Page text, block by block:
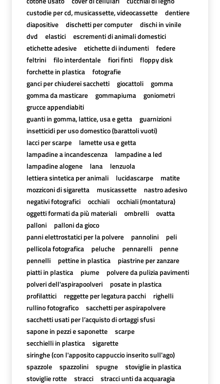
custodie per cd, musicassette, videocassette
dentiere
diapositive
dischetti per computer
dischi in vinile
dvd
elastici
escrementi di animali domestici
etichette adesive
etichette di indumenti
federe
feltrini
filo interdentale fiori finti
floppy disk
forchette in plastica
fotografie
ganci per chiuderei sacchetti
giocattoli
gomma
gomma da masticare
gommapiuma
goniometri
grucce appendiabiti
guanti in gomma, lattice, usa e getta
guarnizioni
insetticidi per uso domestico (barattoli vuoti)
lacci per scarpe
lamette usa e getta
lampadine a incandescenza
lampadine a led
lampadine alogene
lana
lenzuola
lettiera sintetica per animali
lucidascarpe
matite
mozziconi di sigaretta
musicassette
nastro adesivo
negativi fotografici
occhiali
occhiali (montatura)
oggetti formati da più materiali
ombrelli
ovatta
palloni
palloni da gioco
panni elettrostatici per la polvere
pannolini
peli
pellicola fotografica
peluche pennarelli
penne
pennelli
pettine in plastica
piastrine per zanzare
piatti in plastica
piume
polvere da pulizia pavimenti
polveri dell'aspirapoolveri
posate in plastica
profilattici
reggette per legatura pacchi
righelli
rullino fotografico
sacchetti per aspirapolvere
sacchetti usati per l’acquisto di ortaggi sfusi
sapone in pezzi e saponette
scarpe
secchielli in plastica
sigarette
siringhe (con l'apposito cappuccio inserito sull'ago)
spazzole
spazzolini spugne
stoviglie in plastica
stoviglie rotte
stracci
stracci unti da acquaragia